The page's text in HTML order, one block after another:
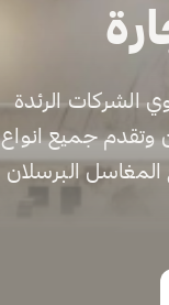
الشركات الرئدة
وتقدم جميع انواع
المغاسل البرسلان